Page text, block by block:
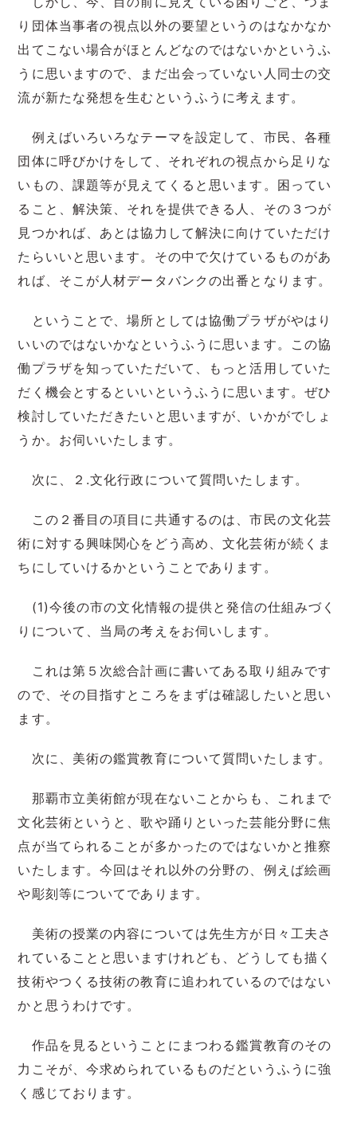
り団体当事者の視点以外の要望というのはなかなか
出てこない場合がほとんどなのではないかというふ
うに思いますので、まだ出会っていない人同士の交
流が新たな発想を生むというふうに考えます。
例えばいろいろなテーマを設定して、市民、各種
団体に呼びかけをして、それぞれの視点から足りな
いもの、課題等が見えてくると思います。困ってい
ること、解決策、それを提供できる人、その３つが
見つかれば、あとは協力して解決に向けていただけ
たらいいと思います。その中で欠けているものがあ
れば、そこが人材データバンクの出番となります。
ということで、場所としては協働プラザがやはり
いいのではないかなというふうに思います。この協
働プラザを知っていただいて、もっと活用していた
だく機会とするといいというふうに思います。ぜひ
検討していただきたいと思いますが、いかがでしょ
うか。お伺いいたします。
次に、２.文化行政について質問いたします。
この２番目の項目に共通するのは、市民の文化芸
術に対する興味関心をどう高め、文化芸術が続くま
ちにしていけるかということであります。
(1)今後の市の文化情報の提供と発信の仕組みづく
りについて、当局の考えをお伺いします。
これは第５次総合計画に書いてある取り組みです
ので、その目指すところをまずは確認したいと思い
ます。
次に、美術の鑑賞教育について質問いたします。
那覇市立美術館が現在ないことからも、これまで
文化芸術というと、歌や踊りといった芸能分野に焦
点が当てられることが多かったのではないかと推察
いたします。今回はそれ以外の分野の、例えば絵画
や彫刻等についてであります。
美術の授業の内容については先生方が日々工夫さ
れていることと思いますけれども、どうしても描く
技術やつくる技術の教育に追われているのではない
かと思うわけです。
作品を見るということにまつわる鑑賞教育のその
力こそが、今求められているものだというふうに強
く感じております。